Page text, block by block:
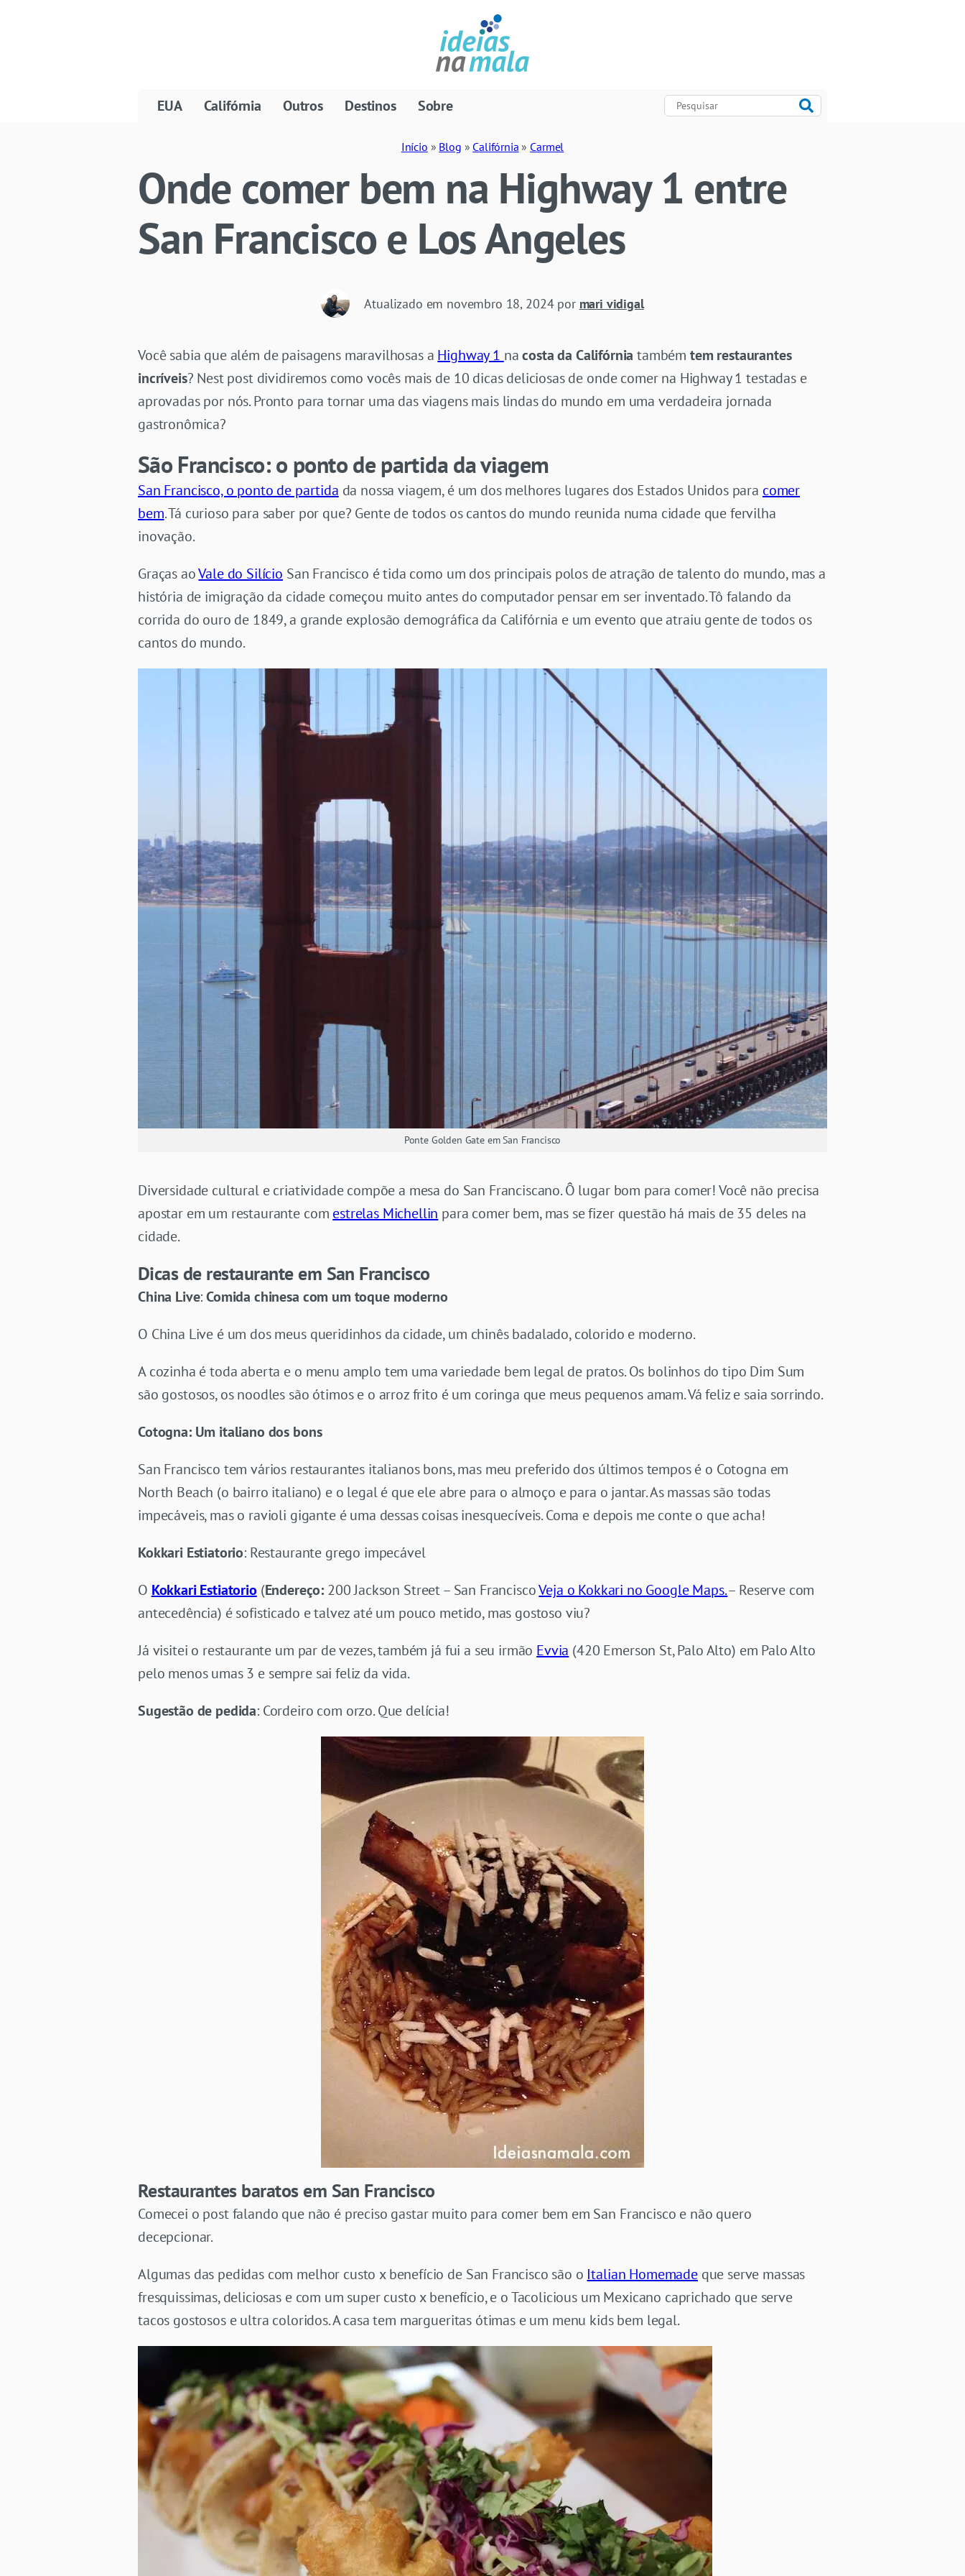
EUA Califórnia Outros Destinos Sobre
Início » Blog » Califórnia » Carmel
Onde comer bem na Highway 1 entre
San Francisco e Los Angeles
Atualizado em novembro 18, 2024por mari vidigal
Você sabia que além de paisagens maravilhosas a Highway 1 nacosta da Califórnia também tem restaurantes
incríveis? Nest post dividiremos como vocês mais de 10 dicas deliciosas de onde comer na Highway 1 testadas e
aprovadas por nós. Pronto para tornar uma das viagens mais lindas do mundo em uma verdadeira jornada
gastronômica?
São Francisco: o ponto de partida da viagem
San Francisco, o ponto de partida da nossa viagem, é um dos melhores lugares dos Estados Unidos para comer
bem. Tá curioso para saber por que? Gente de todos os cantos do mundo reunida numa cidade que fervilha
inovação.
Graças aoVale do Silício San Francisco é tida como um dos principais polos de atração de talento do mundo, mas a
história de imigração da cidade começou muito antes do computador pensar em ser inventado. Tô falando da
corrida do ouro de 1849, a grande explosão demográfica da Califórnia e um evento que atraiu gente de todos os
cantos do mundo.
Ponte Golden Gate em San Francisco
Diversidade cultural e criatividade compõe a mesa do San Franciscano. Ô lugar bom para comer! Você não precisa
apostar em um restaurante com estrelas Michellin para comer bem, mas se fizer questão há mais de 35 deles na
cidade.
Dicas de restaurante em San Francisco
China Live:Comida chinesa com um toque moderno
O China Live é um dos meus queridinhos da cidade, um chinês badalado, colorido e moderno.
A cozinha é toda aberta e o menu amplo tem uma variedade bem legal de pratos. Os bolinhos do tipo Dim Sum
são gostosos, os noodles são ótimos e o arroz frito é um coringa que meus pequenos amam. Vá feliz e saia sorrindo.
Cotogna: Um italiano dos bons
San Francisco tem vários restaurantes italianos bons, mas meu preferido dos últimos tempos é o Cotogna em
North Beach (o bairro italiano) e o legal é que ele abre para o almoço e para o jantar. As massas são todas
impecáveis, mas o ravioli gigante é uma dessas coisas inesquecíveis. Coma e depois me conte o que acha!
Kokkari Estiatorio: Restaurante grego impecável
O Kokkari Estiatorio (Endereço: 200 Jackson Street – San FranciscoVeja o Kokkari no Google Maps.– Reserve com
antecedência) é sofisticado e talvez até um pouco metido, mas gostoso viu?
Já visitei o restaurante um par de vezes, também já fui a seu irmão Evvia (420 Emerson St, Palo Alto) em Palo Alto
pelo menos umas 3 e sempre sai feliz da vida.
Sugestão de pedida: Cordeiro com orzo. Que delícia!
Restaurantes baratos em San Francisco
Comecei o post falando que não é preciso gastar muito para comer bem em San Francisco e não quero
decepcionar.
Algumas das pedidas com melhor custo x benefício de San Francisco são o Italian Homemadeque serve massas
fresquissimas, deliciosas e com um super custo x benefício, e o Tacolicious um Mexicano caprichado que serve
tacos gostosos e ultra coloridos. A casa tem margueritas ótimas e um menu kids bem legal.